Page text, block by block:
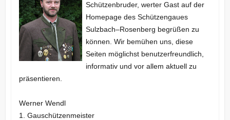
Schützenbruder, werter Gast auf der
Homepage des Schützengaues
Sulzbach–Rosenberg begrüßen zu
können. Wir bemühen uns, diese
Seiten möglichst benutzerfreundlich,
informativ und vor allem aktuell zu
präsentieren.
Werner Wendl
1. Gauschützenmeister